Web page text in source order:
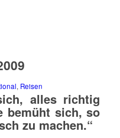
, Reisen
alles richtig
bemüht sich, so
zu machen.“